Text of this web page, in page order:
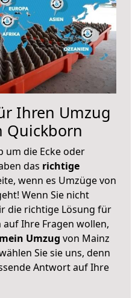
Ihren Umzug
Quickborn
um die Ecke oder
das richtige
wenn es Umzüge von
Wenn Sie nicht
die richtige Lösung für
auf Ihre Fragen wollen,
Umzug von Mainz
Sie sie uns, denn
Antwort auf Ihre